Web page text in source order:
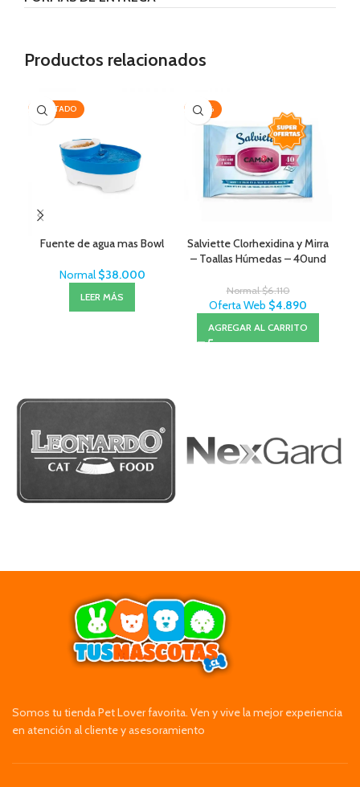
Productos relacionados
AGOTADO
Fuente de agua mas Bowl
Normal $38.000
LEER MÁS
-20%
Salviette Clorhexidina y Mirra
– Toallas Húmedas – 40und
Normal$6.110
Oferta Web $4.890
AGREGAR AL CARRITO
Somos tu tienda Pet Lover favorita. Ven y vive la mejor experiencia
en atención al cliente y asesoramiento